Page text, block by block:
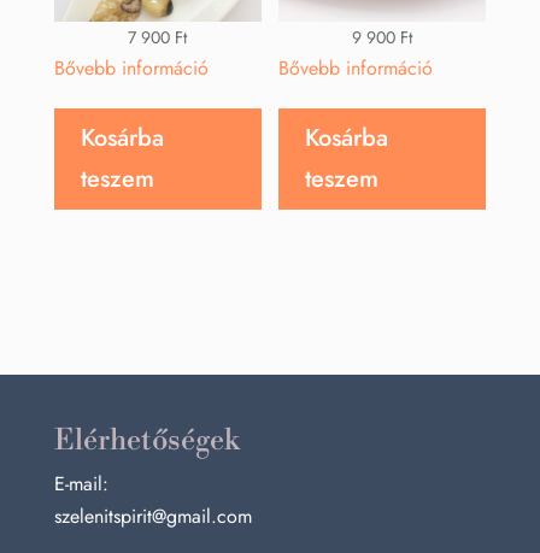
7 900 Ft
Bővebb információ
Kosárba
teszem
9 900 Ft
Bővebb információ
Kosárba
teszem
Elérhetőségek
E-mail:
szelenitspirit@gmail.com